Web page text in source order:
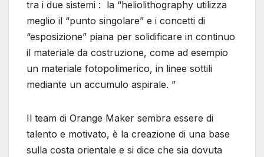
tra i due sistemi : la “heliolithography utilizza
meglio il “punto singolare” e i concetti di
“esposizione” piana per solidificare in continuo
il materiale da costruzione, come ad esempio
un materiale fotopolimerico, in linee sottili
mediante un accumulo aspirale. ”
Il team di Orange Maker sembra essere di
talento e motivato, è la creazione di una base
sulla costa orientale e si dice che sia dovuta